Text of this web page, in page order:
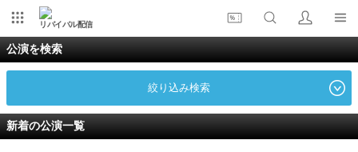
リバイバル配信
公演を検索
絞り込み検索
新着の公演一覧